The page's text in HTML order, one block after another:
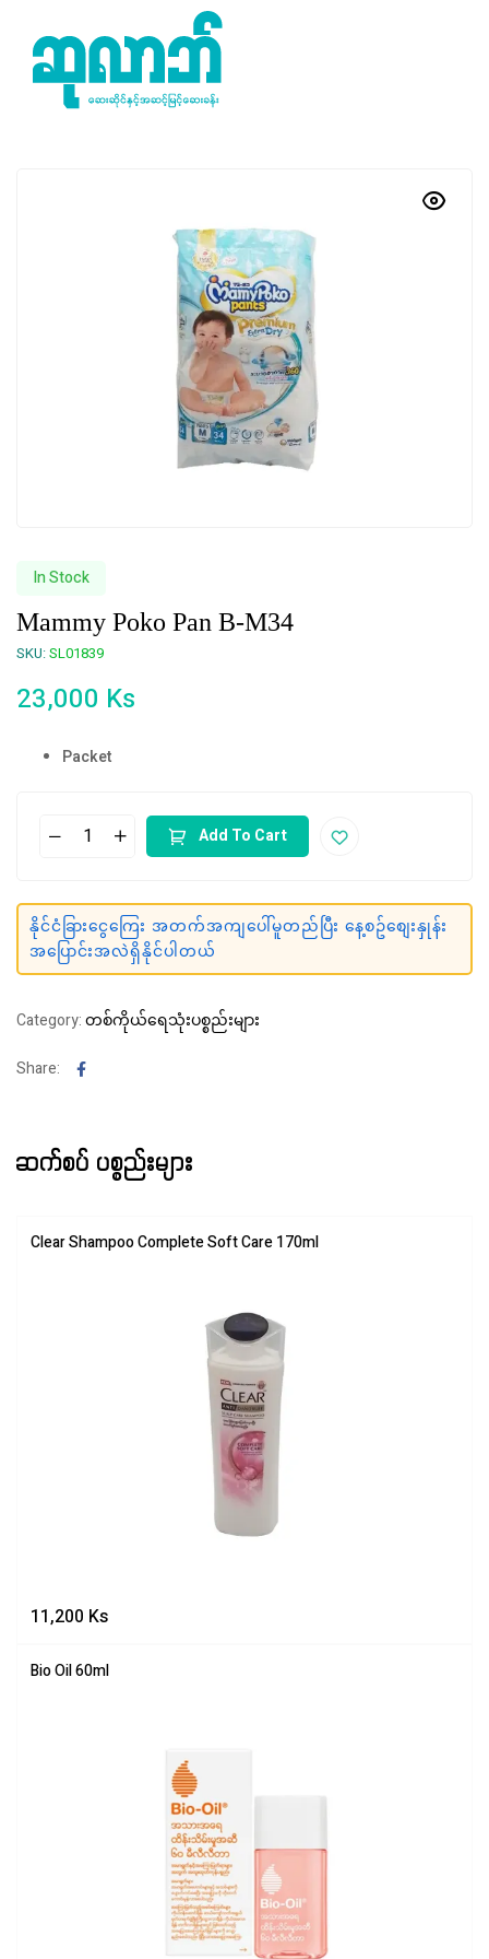
In Stock
Mammy Poko Pan B-M34
SKU:SL01839
23,000 Ks
Packet
Add To Cart
နိုင်ငံခြားငွေကြေး အတက်အကျပေါ်မူတည်ပြီး နေ့စဥ်စျေးနှုန်း
အပြောင်းအလဲရှိနိုင်ပါတယ်
Category:တစ်ကိုယ်‌ရေသုံးပစ္စည်းများ
Share: Facebook
ဆက်စပ် ပစ္စည်းများ
Clear Shampoo Complete Soft Care 170ml
11,200 Ks
Bio Oil 60ml